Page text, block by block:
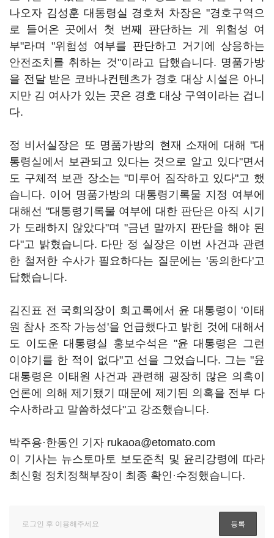
나오자 김성훈 대통령실 경호처 차장은 "경호구역으
로 들어온 곳에서 첫 번째 판단하는 게 위험성 여
부"라며 "위험성 여부를 판단하고 거기에 상응하는
안전조치를 취하는 것"이라고 답했습니다. 명품가방
을 전달 받은 코바나컨텐츠가 경호 대상 시설은 아니
지만 김 여사가 있는 곳은 경호 대상 구역이라는 겁니
다.
정 비서실장은 또 명품가방의 현재 소재에 대해 "대
통령실에서 보관되고 있다는 것으로 알고 있다"면서
도 구체적 보관 장소는 "미루어 짐작하고 있다"고 했
습니다. 이어 명품가방의 대통령기록물 지정 여부에
대해선 "대통령기록물 여부에 대한 판단은 아직 시기
가 도래하지 않았다"며 "금년 말까지 판단을 해야 된
다"고 밝혔습니다. 다만 정 실장은 이번 사건과 관련
한 철저한 수사가 필요하다는 질문에는 '동의한다'고
답했습니다.
김진표 전 국회의장이 회고록에서 윤 대통령이 '이태
원 참사 조작 가능성'을 언급했다고 밝힌 것에 대해서
도 이도운 대통령실 홍보수석은 "윤 대통령은 그런
이야기를 한 적이 없다"고 선을 그었습니다. 그는 "윤
대통령은 이태원 사건과 관련해 굉장히 많은 의혹이
언론에 의해 제기됐기 때문에 제기된 의혹을 전부 다
수사하라고 말씀하셨다"고 강조했습니다.
박주용·한동인 기자 rukaoa@etomato.com
이 기사는 뉴스토마토 보도준칙 및 윤리강령에 따라
최신형 정치정책부장이 최종 확인·수정했습니다.